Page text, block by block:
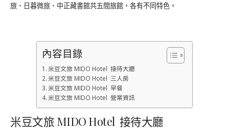
旅、日暮微旅、中正藏書館共五間旅館，各有不同特色。
內容目錄
米豆文旅 MIDO Hotel 接待大廳
米豆文旅 MIDO Hotel 三人房
米豆文旅 MIDO Hotel 早餐
米豆文旅 MIDO Hotel 營業資訊
米豆文旅 MIDO Hotel 接待大廳